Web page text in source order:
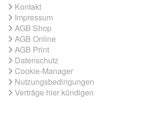
Kontakt
Impressum
AGB Shop
AGB Online
AGB Print
Datenschutz
Cookie-Manager
Nutzungsbedingungen
Verträge hier kündigen